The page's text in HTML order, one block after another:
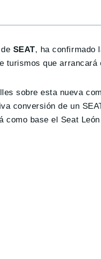
SEAT, ha confirmado
turismos que
sobre esta nueva
conversión de un
como base el Seat